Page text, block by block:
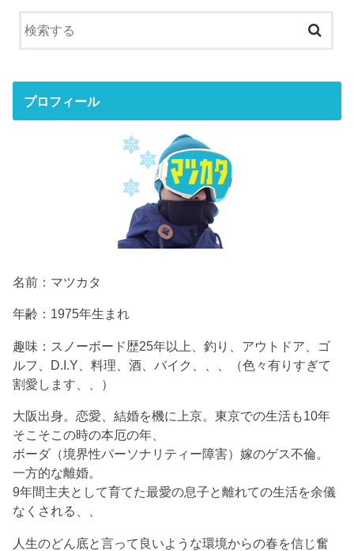
プロフィール
名前：マツカタ
年齢：1975年生まれ
趣味：スノーボード歴25年以上、釣り、アウトドア、ゴ
ルフ、D.I.Y、料理、酒、バイク、、、（色々有りすぎて
割愛します、、）
大阪出身。恋愛、結婚を機に上京。東京での生活も10年
そこそこの時の本厄の年、
ボーダ（境界性パーソナリティー障害）嫁のゲス不倫。
一方的な離婚。
9年間主夫として育てた最愛の息子と離れての生活を余儀
なくされる、、
人生のどん底と言って良いような環境からの春を信じ奮